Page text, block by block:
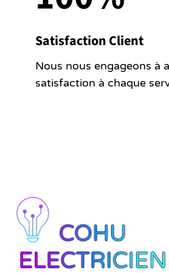
Satisfaction Client
Nous nous engageons à
satisfaction à chaque